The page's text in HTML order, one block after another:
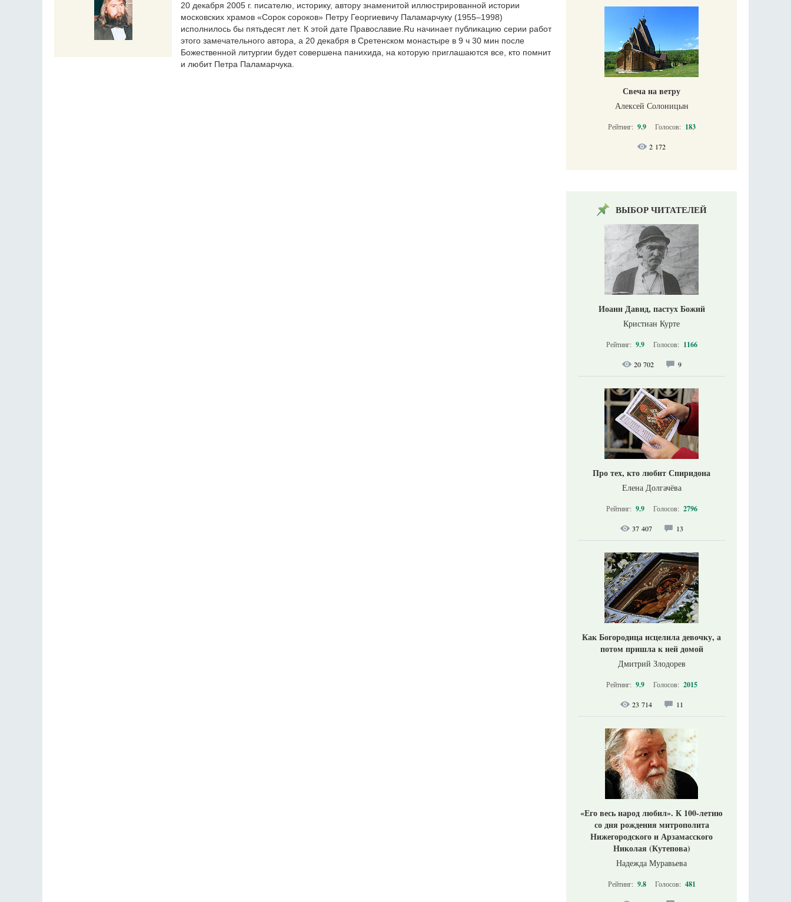
20 декабря 2005 г. писателю, историку, автору знаменитой иллюстрированной истории
московских храмов «Сорок сороков» Петру Георгиевичу Паламарчуку (1955–1998)
исполнилось бы пятьдесят лет. К этой дате Православие.Ru начинает публикацию серии работ
этого замечательного автора, а 20 декабря в Сретенском монастыре в 9 ч 30 мин после
Божественной литургии будет совершена панихида, на которую приглашаются все, кто помнит
и любит Петра Паламарчука.
Свеча на ветру
Алексей Солоницын
Рейтинг: 9.9 Голосов: 183
2 172
ВЫБОР ЧИТАТЕЛЕЙ
Иоанн Давид, пастух Божий
Кристиан Курте
Рейтинг: 9.9 Голосов: 1166
20 702 9
Про тех, кто любит Спиридона
Елена Долгачёва
Рейтинг: 9.9 Голосов: 2796
37 407 13
Как Богородица исцелила девочку, а
потом пришла к ней домой
Дмитрий Злодорев
Рейтинг: 9.9 Голосов: 2015
23 714 11
«Его весь народ любил». К 100-летию
со дня рождения митрополита
Нижегородского и Арзамасского
Николая (Кутепова)
Надежда Муравьева
Рейтинг: 9.8 Голосов: 481